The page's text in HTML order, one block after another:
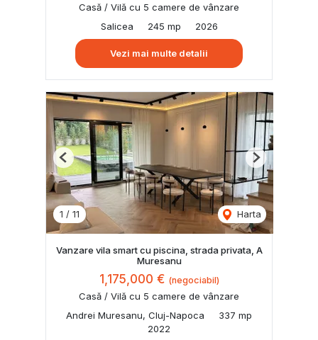
Casă / Vilă cu 5 camere de vânzare
Salicea
245 mp 2026
Vezi mai multe detalii
1 / 11 Harta
Previous Next
Vanzare vila smart cu piscina, strada privata, A
Muresanu
1,175,000 € (negociabil)
Casă / Vilă cu 5 camere de vânzare
Andrei Muresanu, Cluj-Napoca
337 mp
2022